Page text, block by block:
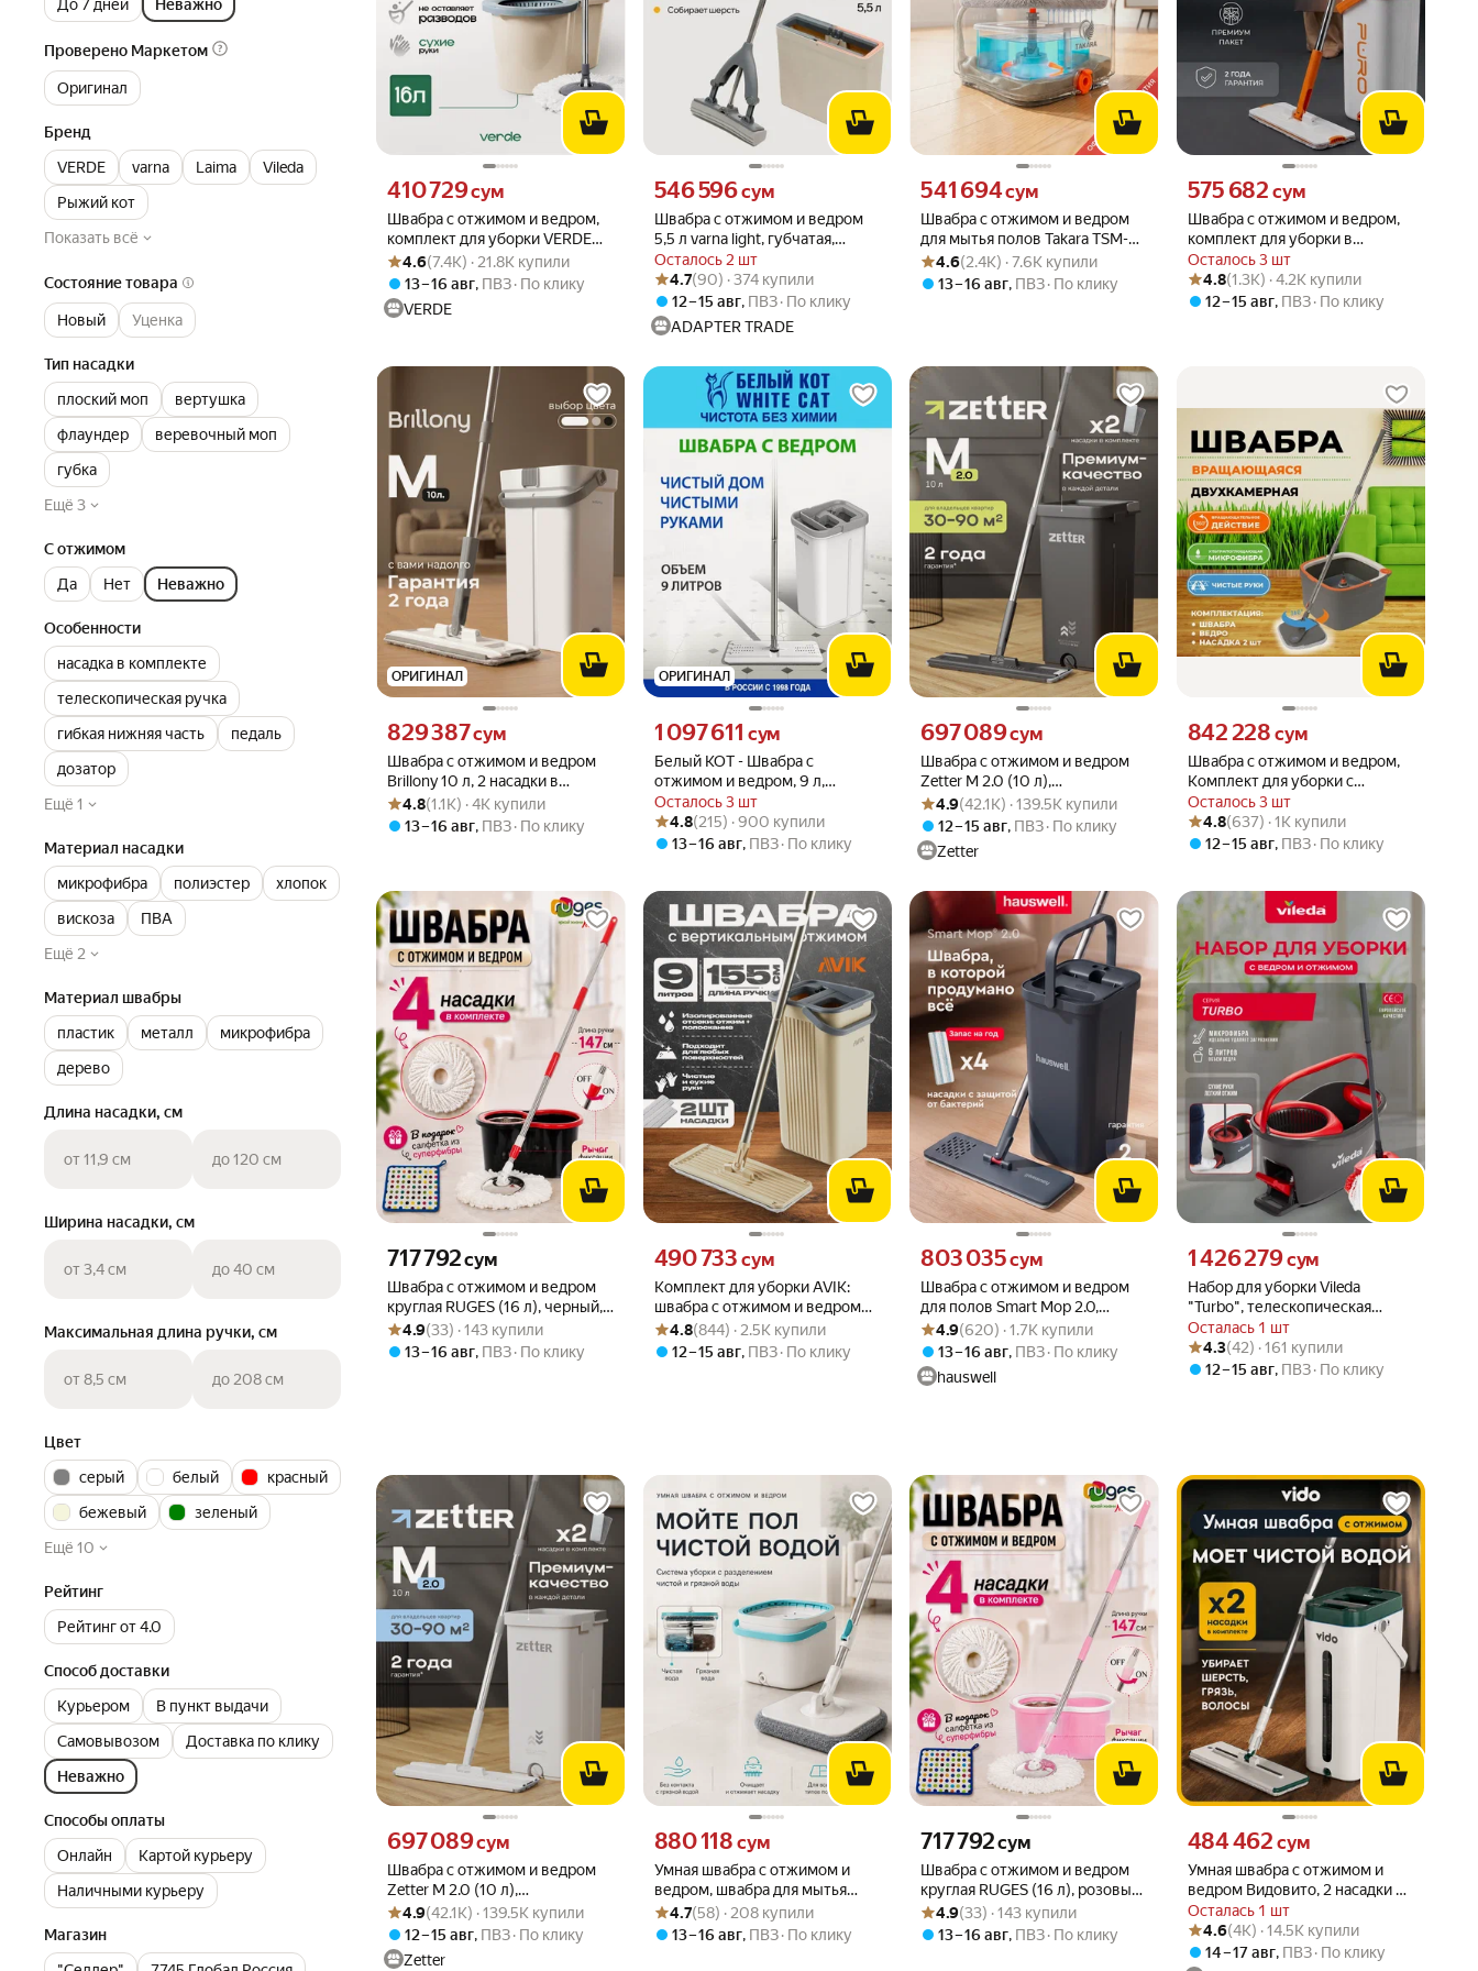
До 7 дней
Неважно
Проверено Маркетом
Оригинал
Бренд
VERDE
varna Laima
Vileda
Рыжий кот
Показать всё
Состояние товара
Новый Уценка
Тип насадки
плоский моп
вертушка
флаундер
веревочный моп
губка
Ещё 3
С отжимом
Да
Нет Неважно
Особенности
насадка в комплекте
телескопическая ручка
гибкая нижняя часть
педаль
дозатор
Ещё 1
Материал насадки
микрофибра
полиэстер
хлопок
вискоза
ПВА
Ещё 2
Материал швабры
пластик
металл
микрофибра
дерево
Длина насадки, см
от 11,9 см до 120 см
Ширина насадки, см
от 3,4 см до 40 см
Максимальная длина ручки, см
от 8,5 см до 208 см
Цвет
серый
белый
красный
бежевый
зеленый
Ещё 10
Рейтинг
Рейтинг от 4.0
Способ доставки
Курьером
В пункт выдачи
Самовывозом
Доставка по клику
Неважно
Способы оплаты
Онлайн
Картой курьеру
Наличными курьеру
Магазин
Швабра с отжимом и ведром,
комплект для уборки VERDE
SPIN MOP бежевый
Цена 410729 сум вместо
410 729сум
Рейтинг товара: 4.6 из 5
Оценок: (7.4K) · 21.8K купили
4.6(7.4K) · 21.8K купили
13 – 16 авг, ПВЗ По клику
VERDE
Швабра с отжимом и ведром
5,5 л varna light, губчатая,
складная
Осталось 2 шт
Цена 546596 сум вместо
546 596сум
Рейтинг товара: 4.7 из 5
Оценок: (90) · 374 купили
4.7(90) · 374 купили
12 – 15 авг, ПВЗ По клику
ADAPTER TRADE
Швабра с отжимом и ведром
для мытья полов Takara TSM-
20 Умная швабра, 3 насадки в
комплекте
Цена 541694 сум вместо
541 694сум
Рейтинг товара: 4.6 из 5
Оценок: (2.4K) · 7.6K купили
4.6(2.4K) · 7.6K купили
13 – 16 авг, ПВЗ По клику
Швабра с отжимом и ведром,
комплект для уборки в
подарочной упаковке PURO
FLAT gift, белый
Осталось 3 шт
Цена 575682 сум вместо
575 682 сум
Рейтинг товара: 4.8 из 5
Оценок: (1.3K) · 4.2K купили
4.8(1.3K) · 4.2K купили
12 – 15 авг, ПВЗ По клику
ОРИГИНАЛ
Швабра с отжимом и ведром
Brillony 10 л, 2 насадки в
комплекте
Цена 829387 сум вместо
829 387сум
Рейтинг товара: 4.8 из 5
Оценок: (1.1K) · 4K купили
4.8(1.1K) · 4K купили
13 – 16 авг, ПВЗ По клику
ОРИГИНАЛ
Белый КОТ - Швабра с
отжимом и ведром, 9 л,
насадка из микрофибры для
сухой и влажной уборки
Осталось 3 шт
Цена 1097611 сум вместо
1 097 611 сум
Рейтинг товара: 4.8 из 5
Оценок: (215) · 900 купили
4.8(215) · 900 купили
13 – 16 авг, ПВЗ По клику
Швабра с отжимом и ведром
Zetter M 2.0 (10 л),
телескопическая ручка,
черная, 2 насадки в комплекте
Цена 697089 сум вместо
697 089сум
Рейтинг товара: 4.9 из 5
Оценок: (42.1K) · 139.5K купили
4.9(42.1K) · 139.5K купили
12 – 15 авг, ПВЗ По клику
Zetter
Швабра с отжимом и ведром,
Комплект для уборки с
автоотжимом Аквасантех
(ведро с отжимом, швабра,
насадка)
Осталось 3 шт
Цена 842228 сум вместо
842 228 сум
Рейтинг товара: 4.8 из 5
Оценок: (637) · 1K купили
4.8(637) · 1K купили
12 – 15 авг, ПВЗ По клику
Швабра с отжимом и ведром
круглая RUGES (16 л), черный,
4 насадки, 147 см ручка
Цена 717792 сум вместо
717 792сум
Рейтинг товара: 4.9 из 5
Оценок: (33) · 143 купили
4.9(33) · 143 купили
13 – 16 авг, ПВЗ По клику
Комплект для уборки AVIK:
швабра с отжимом и ведром
для мытья полов и окон/
швабра с вертикальным
отжимом / швабра лентяйка
Цена 490733 сум вместо
490 733 сум
Рейтинг товара: 4.8 из 5
Оценок: (844) · 2.5K купили
4.8(844) · 2.5K купили
12 – 15 авг, ПВЗ По клику
Швабра c отжимом и ведром
для полов Smart Mop 2.0,
графит, 4 насадки
Цена 803035 сум вместо
803 035сум
Рейтинг товара: 4.9 из 5
Оценок: (620) · 1.7K купили
4.9(620) · 1.7K купили
13 – 16 авг, ПВЗ По клику
hauswell
Набор для уборки Vileda
"Turbo", телескопическая
швабра, ведро с отжимом
Осталась 1 шт
Цена 1426279 сум вместо
1 426 279сум
Рейтинг товара: 4.3 из 5
Оценок: (42) · 161 купили
4.3(42) · 161 купили
12 – 15 авг, ПВЗ По клику
Швабра с отжимом и ведром
Zetter M 2.0 (10 л),
телескопическая ручка, белая,
2 насадки в комплекте
Цена 697089 сум вместо
697 089сум
Рейтинг товара: 4.9 из 5
Оценок: (42.1K) · 139.5K купили
4.9(42.1K) · 139.5K купили
12 – 15 авг, ПВЗ По клику
Zetter
Умная швабра с отжимом и
ведром, швабра для мытья
полов, ведро с отжимом и
шваброй, насадки для мытья
Цена 880118 сум вместо
880 118 сум
Рейтинг товара: 4.7 из 5
Оценок: (58) · 208 купили
4.7(58) · 208 купили
13 – 16 авг, ПВЗ По клику
Швабра с отжимом и ведром
круглая RUGES (16 л), розовый,
4 насадки, 147 см ручка
Цена 717792 сум вместо
717 792сум
Рейтинг товара: 4.9 из 5
Оценок: (33) · 143 купили
4.9(33) · 143 купили
13 – 16 авг, ПВЗ По клику
Умная швабра с отжимом и
ведром Видовито, 2 насадки в
комплекте, с разделением
воды, комплект для уборки
(Vidovito)
Осталась 1 шт
Цена 484462 сум вместо
484 462 сум
Рейтинг товара: 4.6 из 5
Оценок: (4K) · 14.5K купили
4.6(4K) · 14.5K купили
14 – 17 авг, ПВЗ По клику